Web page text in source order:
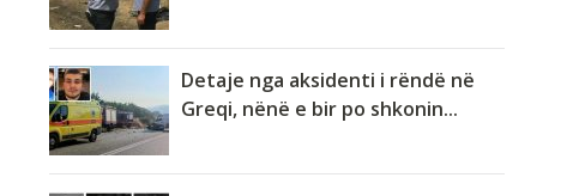
Detaje nga aksidenti i rëndë në
Greqi, nënë e bir po shkonin...